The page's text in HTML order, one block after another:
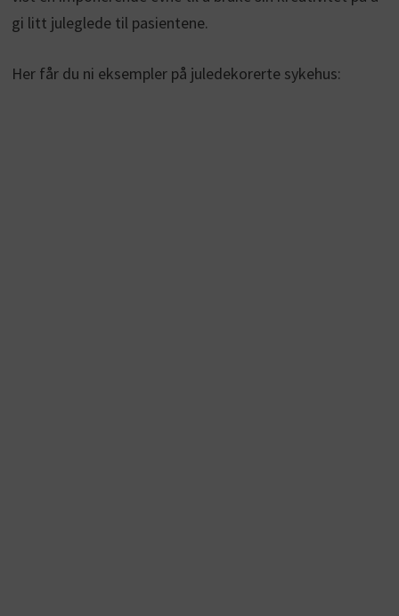
gi litt juleglede til pasientene.
Her får du ni eksempler på juledekorerte sykehus: